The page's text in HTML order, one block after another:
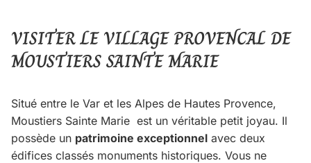
VISITER LE VILLAGE PROVENCAL DE
MOUSTIERS SAINTE MARIE
Situé entre le Var et les Alpes de Hautes Provence,
Moustiers Sainte Marie est un véritable petit joyau. Il
possède un patrimoine exceptionnel avec deux
édifices classés monuments historiques. Vous ne